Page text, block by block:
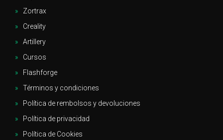
Zortrax
Creality
Artillery
Cursos
Flashforge
Términos y condiciones
Política de rembolsos y devoluciones
Política de privacidad
Política de Cookies